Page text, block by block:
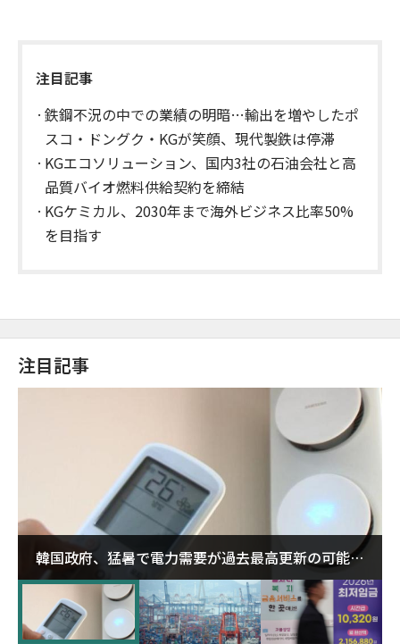
注目記事
鉄鋼不況の中での業績の明暗…輸出を増やしたポ
スコ・ドングク・KGが笑顔、現代製鉄は停滞
KGエコソリューション、国内3社の石油会社と高
品質バイオ燃料供給契約を締結
KGケミカル、2030年まで海外ビジネス比率50%
を目指す
注目記事
韓国政府、猛暑で電力需要が過去最高更新の可能性
に需給対応体制を点検